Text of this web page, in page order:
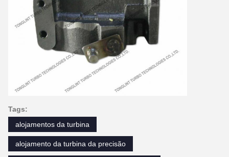
Tags:
alojamentos da turbina
alojamento da turbina da precisão